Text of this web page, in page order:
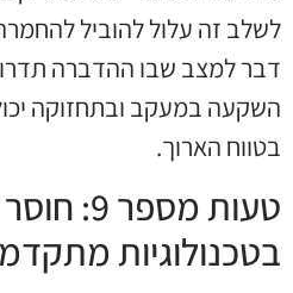
לשלב זה עלול להוביל
דבר למצב שבו ההדברה
השקעה במעקב ובתחזוקה
בטווח הארוך.
טעות מספר
בטכנולוגיות